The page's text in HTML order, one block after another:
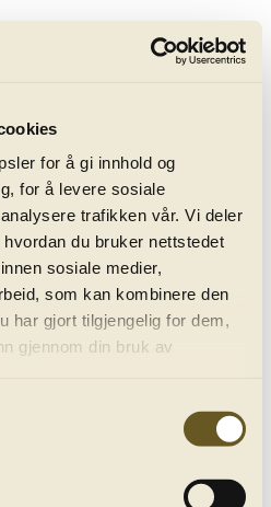
for å gi innhold og
for å levere sosiale
trafikken vår. Vi deler
du bruker nettstedet
sosiale medier,
som kan kombinere den
har gjort tilgjengelig for dem,
gjennom din bruk av